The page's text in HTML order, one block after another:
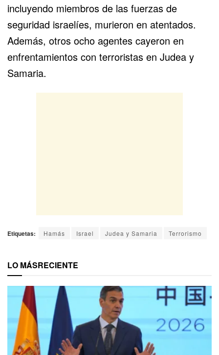
incluyendo miembros de las fuerzas de
seguridad israelíes, murieron en atentados.
Además, otros ocho agentes cayeron en
enfrentamientos con terroristas en Judea y
Samaria.
Etiquetas: Hamás Israel Judea y Samaria Terrorismo
LO MÁSRECIENTE